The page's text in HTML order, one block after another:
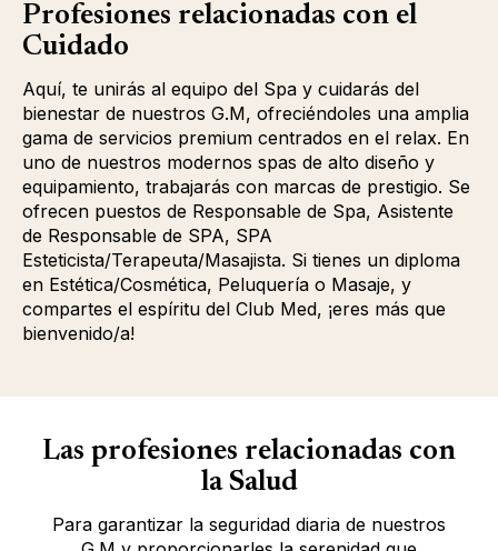
Profesiones relacionadas con el
Cuidado
Aquí, te unirás al equipo del Spa y cuidarás del
bienestar de nuestros G.M, ofreciéndoles una amplia
gama de servicios premium centrados en el relax. En
uno de nuestros modernos spas de alto diseño y
equipamiento, trabajarás con marcas de prestigio. Se
ofrecen puestos de Responsable de Spa, Asistente
de Responsable de SPA, SPA
Esteticista/Terapeuta/Masajista. Si tienes un diploma
en Estética/Cosmética, Peluquería o Masaje, y
compartes el espíritu del Club Med, ¡eres más que
bienvenido/a!
Las profesiones relacionadas con
la Salud
Para garantizar la seguridad diaria de nuestros